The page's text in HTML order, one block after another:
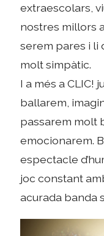
extraescolars,
nostres millors
serem pares i li
molt simpàtic.
I a més a CLIC!
ballarem,
passarem molt
emocionarem.
espectacle
joc constant
acurada banda